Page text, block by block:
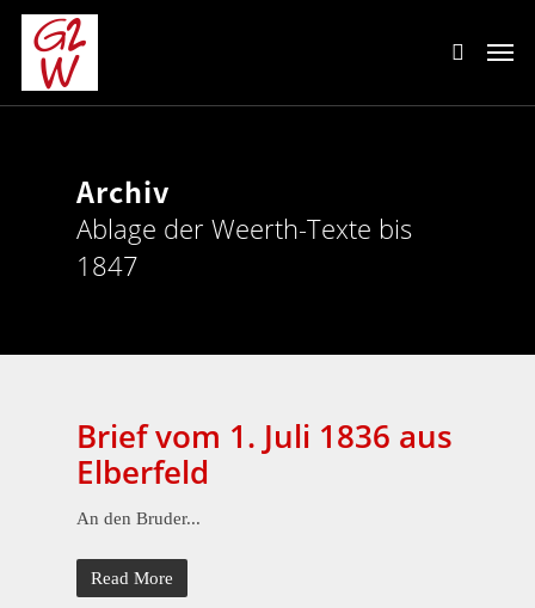
Archiv
Ablage der Weerth-Texte bis
1847
Brief vom 1. Juli 1836 aus
Elberfeld
An den Bruder...
Read More